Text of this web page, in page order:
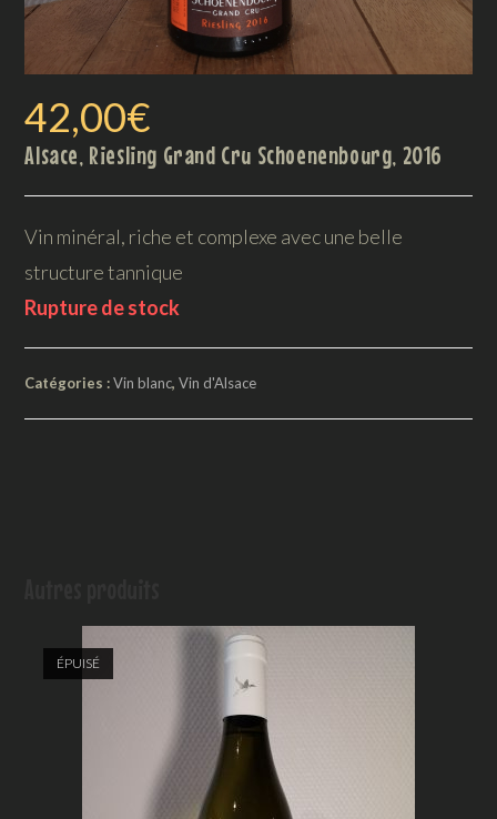
42,00€
Alsace, Riesling Grand Cru Schoenenbourg, 2016
Vin minéral, riche et complexe avec une belle
structure tannique
Rupture de stock
Catégories :Vin blanc,Vin d'Alsace
ÉPUISÉ